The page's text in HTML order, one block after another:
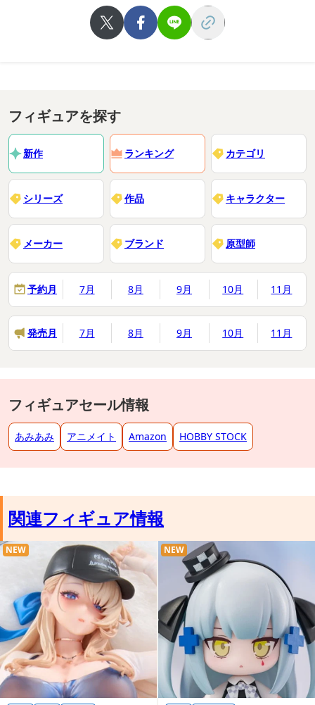
フィギュアを探す
新作 ランキング カテゴリ
シリーズ 作品 キャラクター
メーカー ブランド 原型師
予約月 7月 8月 9月 10月 11月
発売月 7月 8月 9月 10月 11月
フィギュアセール情報
あみあみ アニメイト Amazon HOBBY STOCK
関連フィギュア情報
NEW NEW